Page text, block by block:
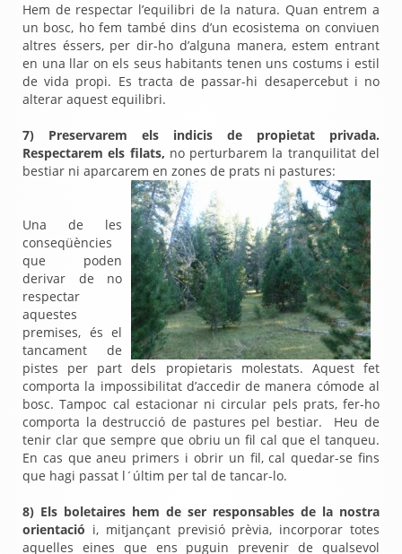
Hem de respectar l’equilibri de la natura. Quan entrem a
un bosc, ho fem també dins d’un ecosistema on conviuen
altres éssers, per dir-ho d’alguna manera, estem entrant
en una llar on els seus habitants tenen uns costums i estil
de vida propi. Es tracta de passar-hi desapercebut i no
alterar aquest equilibri.
7) Preservarem els indicis de propietat privada.
Respectarem els filats, no perturbarem la tranquilitat del
bestiar ni aparcarem en zones de prats ni pastures:
Una de les
conseqüències
que poden
derivar de no
respectar
aquestes
premises, és el
tancament de
pistes per part dels propietaris molestats. Aquest fet
comporta la impossibilitat d’accedir de manera cómode al
bosc. Tampoc cal estacionar ni circular pels prats, fer-ho
comporta la destrucció de pastures pel bestiar.
Heu de
tenir clar que sempre que obriu un fil cal que el tanqueu.
En cas que aneu primers i obrir un fil, cal quedar-se fins
que hagi passat l´últim per tal de tancar-lo.
8) Els boletaires hem de ser responsables de la nostra
orientació i, mitjançant previsió prèvia, incorporar totes
aquelles eines que ens puguin prevenir de qualsevol